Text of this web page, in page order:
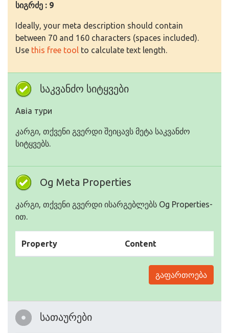
სიგრძე : 9
Ideally, your meta description should contain
between 70 and 160 characters (spaces included).
Use this free tool to calculate text length.
საკვანძო სიტყვები
Авіа тури
კარგი, თქვენი გვერდი შეიცავს მეტა საკვანძო
სიტყვებს.
Og Meta Properties
კარგი, თქვენი გვერდი ისარგებლებს Og Properties-
ით.
Property Content
გაფართოება
სათაურები